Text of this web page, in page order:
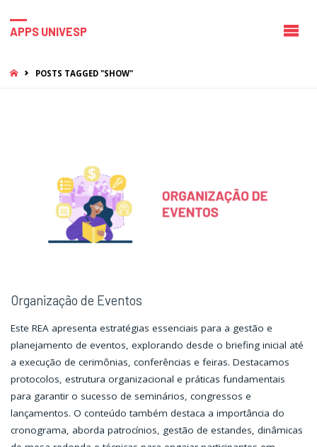
APPS UNIVESP
HOMEPOSTS TAGGED "SHOW"
Organização de Eventos
Este REA apresenta estratégias essenciais para a gestão e
planejamento de eventos, explorando desde o briefing inicial até
a execução de cerimônias, conferências e feiras. Destacamos
protocolos, estrutura organizacional e práticas fundamentais
para garantir o sucesso de seminários, congressos e
lançamentos. O conteúdo também destaca a importância do
cronograma, aborda patrocínios, gestão de estandes, dinâmicas